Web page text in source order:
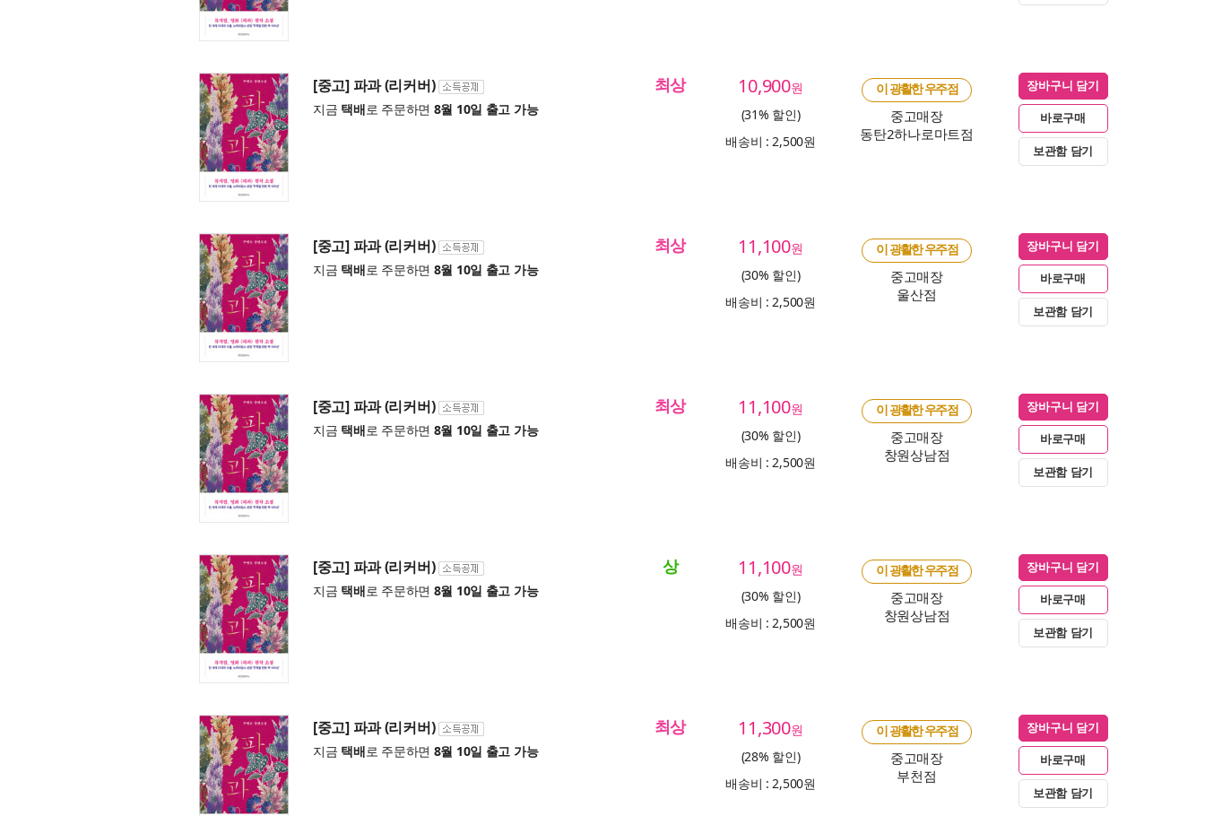
[중고] 파과 (리커버)
지금 택배로 주문하면 8월 10일 출고 가능
최상 10,900원
(31% 할인)
배송비 : 2,500원
이 광활한 우주점
중고매장
동탄2하나로마트점
장바구니 담기
바로구매
보관함 담기
[중고] 파과 (리커버)
지금 택배로 주문하면 8월 10일 출고 가능
최상 11,100원
(30% 할인)
배송비 : 2,500원
이 광활한 우주점
중고매장
울산점
장바구니 담기
바로구매
보관함 담기
[중고] 파과 (리커버)
지금 택배로 주문하면 8월 10일 출고 가능
최상 11,100원
(30% 할인)
배송비 : 2,500원
이 광활한 우주점
중고매장
창원상남점
장바구니 담기
바로구매
보관함 담기
[중고] 파과 (리커버)
지금 택배로 주문하면 8월 10일 출고 가능
상 11,100원
(30% 할인)
배송비 : 2,500원
이 광활한 우주점
중고매장
창원상남점
장바구니 담기
바로구매
보관함 담기
[중고] 파과 (리커버)
지금 택배로 주문하면 8월 10일 출고 가능
최상 11,300원
(28% 할인)
배송비 : 2,500원
이 광활한 우주점
중고매장
부천점
장바구니 담기
바로구매
보관함 담기